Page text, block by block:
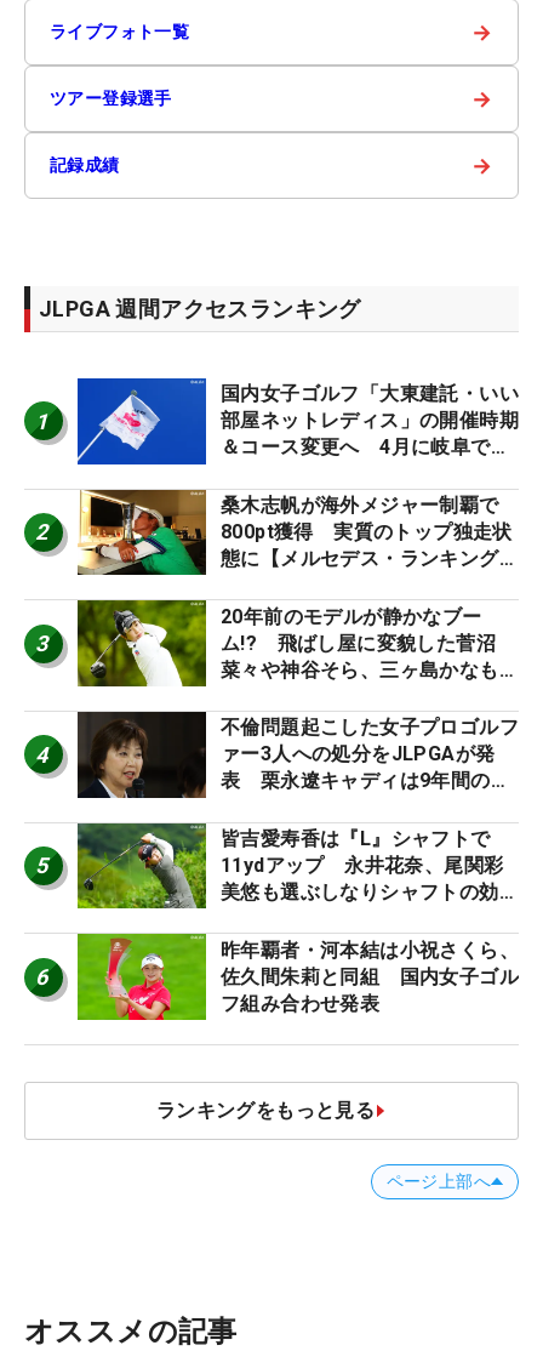
ライブフォト一覧 →
ツアー登録選手 →
記録成績 →
JLPGA 週間アクセスランキング
1
国内女子ゴルフ「大東建託・いい
部屋ネットレディス」の開催時期
＆コース変更へ 4月に岐阜で開
2
桑木志帆が海外メジャー制覇で
800pt獲得 実質のトップ独走状
態に【メルセデス・ランキング番
3
20年前のモデルが静かなブー
ム!? 飛ばし屋に変貌した菅沼
菜々や神谷そら、三ヶ島かなも使
ロたちの“飛ばしギア”】
4
不倫問題起こした女子プロゴルフ
ァー3人への処分をJLPGAが発
表 栗永遼キャディは9年間の立
5
皆吉愛寿香は『L』シャフトで
11ydアップ 永井花奈、尾関彩
美悠も選ぶしなりシャフトの効果
ア”】
6
昨年覇者・河本結は小祝さくら、
佐久間朱莉と同組 国内女子ゴル
フ組み合わせ発表
ランキングをもっと見る
ページ上部へ
オススメの記事